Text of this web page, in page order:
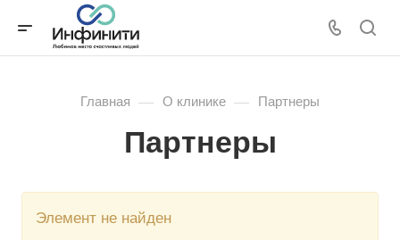
Главная — О клинике — Партнеры
Партнеры
Элемент не найден